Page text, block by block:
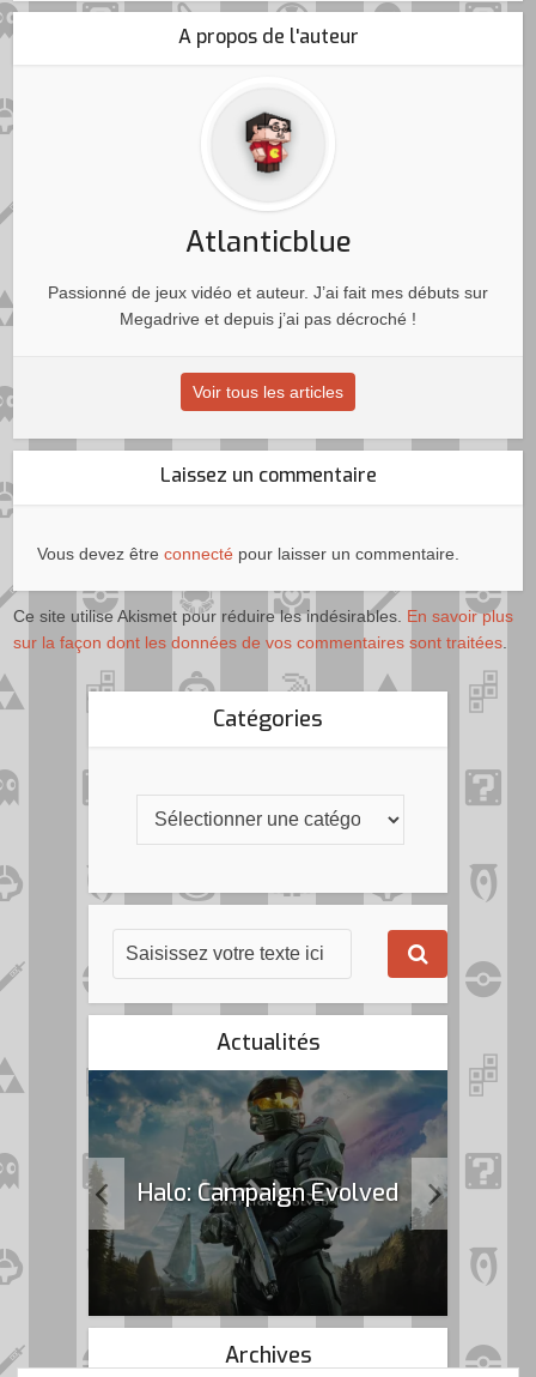
A propos de l'auteur
Atlanticblue
Passionné de jeux vidéo et auteur. J’ai fait mes débuts sur
Megadrive et depuis j’ai pas décroché !
Voir tous les articles
Laissez un commentaire
Vous devez êtreconnecté pour laisser un commentaire.
Ce site utilise Akismet pour réduire les indésirables. En savoir plus
sur la façon dont les données de vos commentaires sont traitées.
Catégories
Actualités
Halo: Campaign Evolved
Archives